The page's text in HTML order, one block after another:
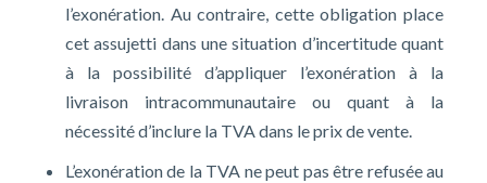
l’exonération. Au contraire, cette obligation place
cet assujetti dans une situation d’incertitude quant
à la possibilité d’appliquer l’exonération à la
livraison intracommunautaire ou quant à la
nécessité d’inclure la TVA dans le prix de vente.
L’exonération de la TVA ne peut pas être refusée au